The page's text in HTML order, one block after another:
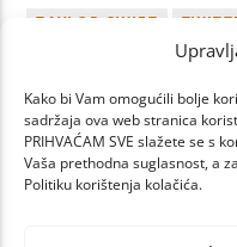
Kako bi Vam omogućili bolje
sadržaja ova web stranica
PRIHVAĆAM SVE slažete se s
Vaša prethodna suglasnost, a
Politiku korištenja kolačića.
TAYLOR SWIFT